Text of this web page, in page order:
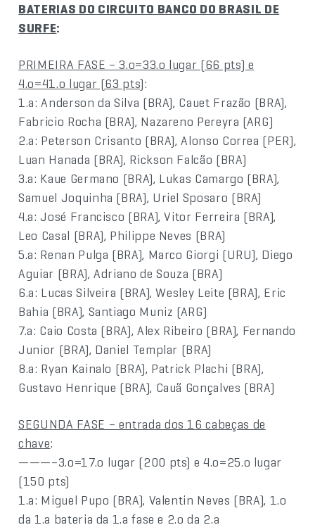
BATERIAS DO CIRCUITO BANCO DO BRASIL DE
SURFE:
PRIMEIRA FASE – 3.o=33.o lugar (66 pts) e
4.o=41.o lugar (63 pts):
1.a: Anderson da Silva (BRA), Cauet Frazão (BRA),
Fabricio Rocha (BRA), Nazareno Pereyra (ARG)
2.a: Peterson Crisanto (BRA), Alonso Correa (PER),
Luan Hanada (BRA), Rickson Falcão (BRA)
3.a: Kaue Germano (BRA), Lukas Camargo (BRA),
Samuel Joquinha (BRA), Uriel Sposaro (BRA)
4.a: José Francisco (BRA), Vitor Ferreira (BRA),
Leo Casal (BRA), Philippe Neves (BRA)
5.a: Renan Pulga (BRA), Marco Giorgi (URU), Diego
Aguiar (BRA), Adriano de Souza (BRA)
6.a: Lucas Silveira (BRA), Wesley Leite (BRA), Eric
Bahia (BRA), Santiago Muniz (ARG)
7.a: Caio Costa (BRA), Alex Ribeiro (BRA), Fernando
Junior (BRA), Daniel Templar (BRA)
8.a: Ryan Kainalo (BRA), Patrick Plachi (BRA),
Gustavo Henrique (BRA), Cauã Gonçalves (BRA)
SEGUNDA FASE – entrada dos 16 cabeças de
chave:
———–3.o=17.o lugar (200 pts) e 4.o=25.o lugar
(150 pts)
1.a: Miguel Pupo (BRA), Valentin Neves (BRA), 1.o
da 1.a bateria da 1.a fase e 2.o da 2.a